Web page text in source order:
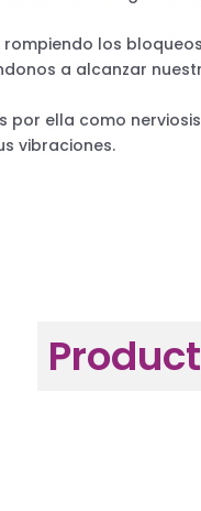
los
a alcanzar
por ella como
vibraciones.